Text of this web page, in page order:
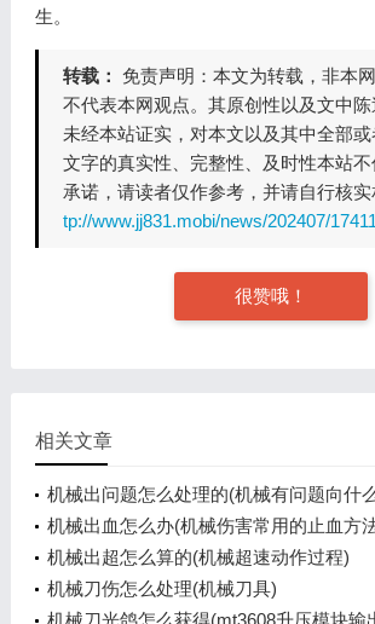
生。
转载： 免责声明：本文为转载，非本
不代表本网观点。其原创性以及文中
未经本站证实，对本文以及其中全部或
文字的真实性、完整性、及时性本站
承诺，请读者仅作参考，并请自行核实
tp://www.jj831.mobi/news/202407/
很赞哦！
相关文章
机械出问题怎么处理的(机械有问题向什
机械出血怎么办(机械伤害常用的止血方
机械出超怎么算的(机械超速动作过程)
机械刀伤怎么处理(机械刀具)
机械刀光鸽怎么获得(mt3608升压模块输